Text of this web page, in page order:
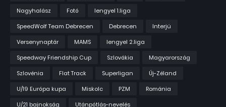
Nagyhalász
Fotó
lengyel 1.liga
SpeedWolf Team Debrecen
Debrecen
Interjú
Versenynaptár
MAMS
lengyel 2.liga
Speedway Friendship Cup
Szlovákia
Magyarország
Szlovénia
Flat Track Superligan
Új-Zéland
U/19 Európa kupa
Miskolc PZM
Románia
U/21 bajnokság
Utánpótlás-nevelés